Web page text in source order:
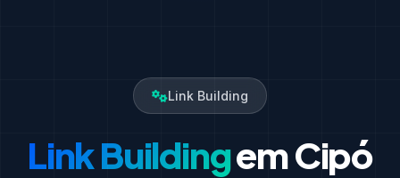
Link Building
Link Buildingem Cipó